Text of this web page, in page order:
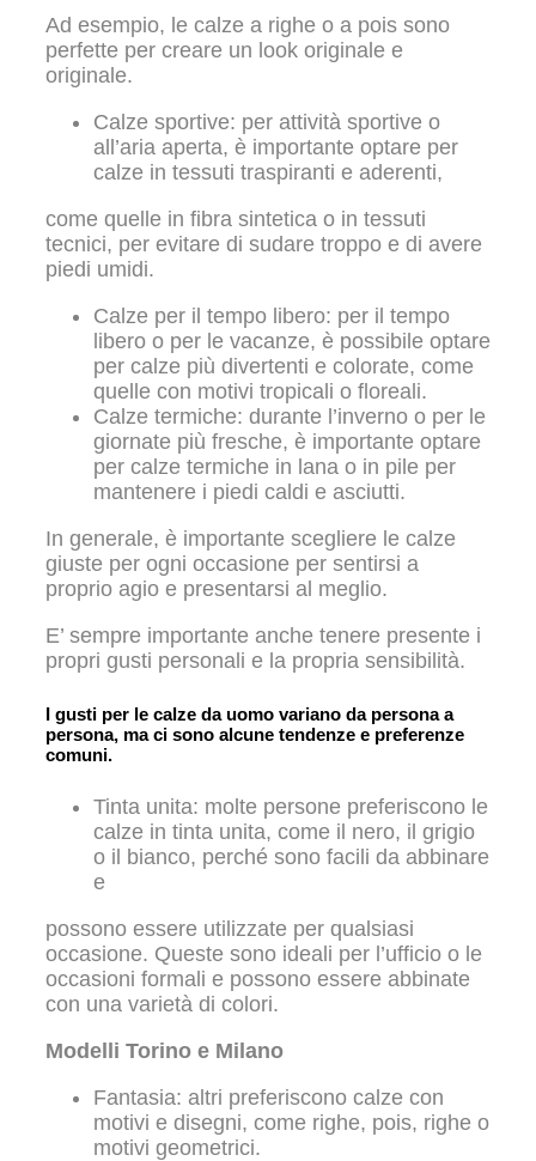
Ad esempio, le calze a righe o a pois sono
perfette per creare un look originale e
originale.
Calze sportive: per attività sportive o
all’aria aperta, è importante optare per
calze in tessuti traspiranti e aderenti,
come quelle in fibra sintetica o in tessuti
tecnici, per evitare di sudare troppo e di avere
piedi umidi.
Calze per il tempo libero: per il tempo
libero o per le vacanze, è possibile optare
per calze più divertenti e colorate, come
quelle con motivi tropicali o floreali.
Calze termiche: durante l’inverno o per le
giornate più fresche, è importante optare
per calze termiche in lana o in pile per
mantenere i piedi caldi e asciutti.
In generale, è importante scegliere le calze
giuste per ogni occasione per sentirsi a
proprio agio e presentarsi al meglio.
E’ sempre importante anche tenere presente i
propri gusti personali e la propria sensibilità.
I gusti per le calze da uomo variano da persona a
persona, ma ci sono alcune tendenze e preferenze
comuni.
Tinta unita: molte persone preferiscono le
calze in tinta unita, come il nero, il grigio
o il bianco, perché sono facili da abbinare
e
possono essere utilizzate per qualsiasi
occasione. Queste sono ideali per l’ufficio o le
occasioni formali e possono essere abbinate
con una varietà di colori.
Modelli Torino e Milano
Fantasia: altri preferiscono calze con
motivi e disegni, come righe, pois, righe o
motivi geometrici.